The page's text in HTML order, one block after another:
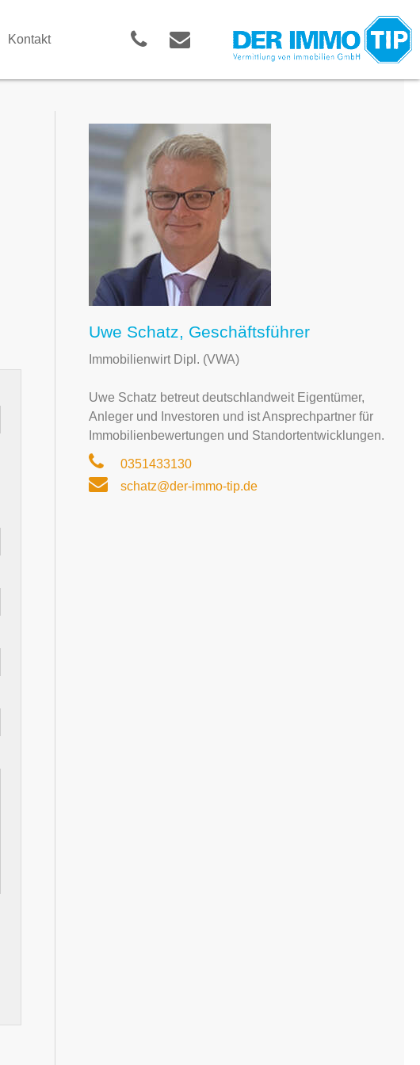
Kontakt
Uwe Schatz, Geschäftsführer
Immobilienwirt Dipl. (VWA)
Uwe Schatz betreut deutschlandweit Eigentümer,
Anleger und Investoren und ist Ansprechpartner für
Immobilienbewertungen und Standortentwicklungen.
0351433130
schatz@der-immo-tip.de